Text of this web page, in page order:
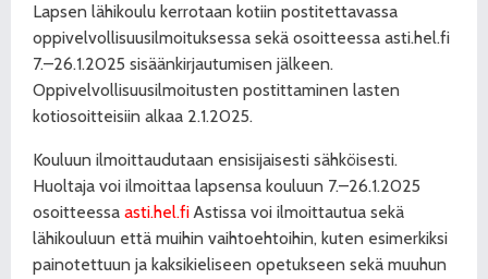
Lapsen lähikoulu kerrotaan kotiin postitettavassa
oppivelvollisuusilmoituksessa sekä osoitteessa asti.hel.fi
7.–26.1.2025 sisäänkirjautumisen jälkeen.
Oppivelvollisuusilmoitusten postittaminen lasten
kotiosoitteisiin alkaa 2.1.2025.
Kouluun ilmoittaudutaan ensisijaisesti sähköisesti.
Huoltaja voi ilmoittaa lapsensa kouluun 7.–26.1.2025
osoitteessa asti.hel.fiAstissa voi ilmoittautua sekä
lähikouluun että muihin vaihtoehtoihin, kuten esimerkiksi
painotettuun ja kaksikieliseen opetukseen sekä muuhun